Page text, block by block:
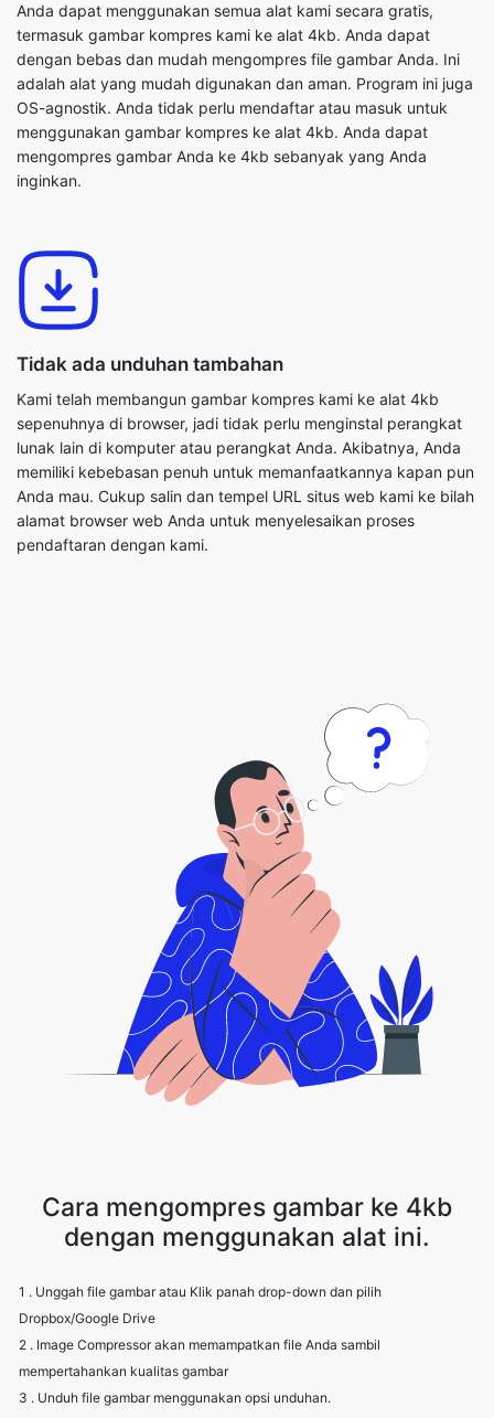
OS-agnostik. Anda tidak perlu mendaftar atau masuk untuk
menggunakan gambar kompres ke alat 4kb. Anda dapat
mengompres gambar Anda ke 4kb sebanyak yang Anda
inginkan.
Tidak ada unduhan tambahan
Kami telah membangun gambar kompres kami ke alat 4kb
sepenuhnya di browser, jadi tidak perlu menginstal perangkat
lunak lain di komputer atau perangkat Anda. Akibatnya, Anda
memiliki kebebasan penuh untuk memanfaatkannya kapan pun
Anda mau. Cukup salin dan tempel URL situs web kami ke bilah
alamat browser web Anda untuk menyelesaikan proses
pendaftaran dengan kami.
Cara mengompres gambar ke 4kb
1 . Unggah file gambar atau Klik panah drop-down dan pilih
Dropbox/Google Drive
2 . Image Compressor akan memampatkan file Anda sambil
3 . Unduh file gambar menggunakan opsi unduhan.